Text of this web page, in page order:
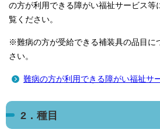
の方が利用できる障がい福祉サービス等
覧ください。
※難病の方が受給できる補装具の品目に
さい。
難病の方が利用できる障がい福祉サ
2．種目